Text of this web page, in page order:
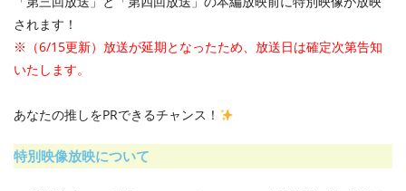
されます！
※（6/15更新）放送が延期となったため、放送日は確定次第告知
いたします。
あなたの推しをPRできるチャンス！
特別映像放映について​